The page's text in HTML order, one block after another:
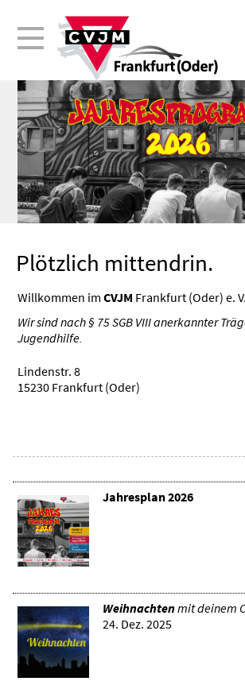
Plötzlich mittendrin.
Willkommen imCVJM Frankfurt (Oder) e. V.
Wir sind nach § 75 SGB VIII anerkannter
Jugendhilfe.
Lindenstr. 8
15230 Frankfurt (Oder)
Jahresplan2026
Weihnachtenmit deinem
24. Dez. 2025